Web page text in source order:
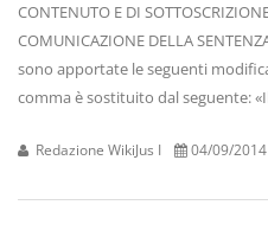
CONTENUTO E DI
COMUNICAZIONE DELLA
sono apportate le seguenti
comma è sostituito dal seguente:
Redazione WikiJus I 04/09/2014